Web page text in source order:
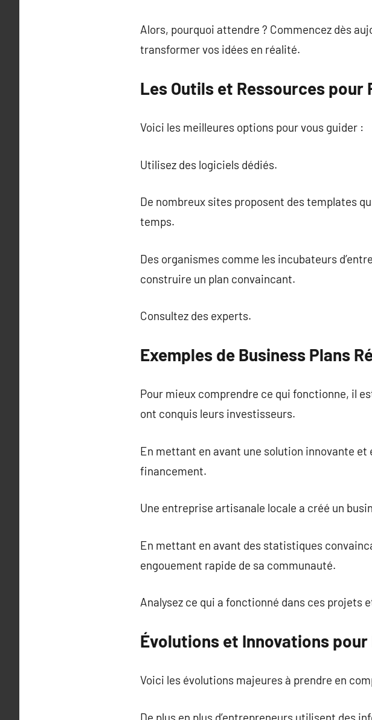
Alors, pourquoi attendre ? Commencez dès
transformer vos idées en réalité.
Les Outils et Ressources pour
Voici les meilleures options pour vous guider :
Utilisez des logiciels dédiés.
De nombreux sites proposent des templates
temps.
Des organismes comme les incubateurs
construire un plan convaincant.
Consultez des experts.
Exemples de Business Plans
Pour mieux comprendre ce qui fonctionne, il
ont conquis leurs investisseurs.
En mettant en avant une solution innovante
financement.
Une entreprise artisanale locale a créé un
En mettant en avant des statistiques
engouement rapide de sa communauté.
Analysez ce qui a fonctionné dans ces projets
Évolutions et Innovations pour
Voici les évolutions majeures à prendre en
De plus en plus d’entrepreneurs utilisent des